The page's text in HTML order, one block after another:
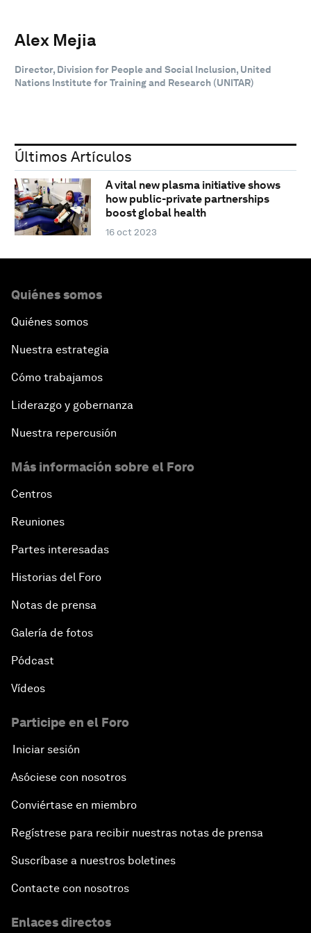
Alex Mejia
Director, Division for People and Social Inclusion, United
Nations Institute for Training and Research (UNITAR)
Últimos Artículos
A vital new plasma initiative shows
how public-private partnerships
boost global health
16 oct 2023
Quiénes somos
Quiénes somos
Nuestra estrategia
Cómo trabajamos
Liderazgo y gobernanza
Nuestra repercusión
Más información sobre el Foro
Centros
Reuniones
Partes interesadas
Historias del Foro
Notas de prensa
Galería de fotos
Pódcast
Vídeos
Participe en el Foro
Iniciar sesión
Asóciese con nosotros
Conviértase en miembro
Regístrese para recibir nuestras notas de prensa
Suscríbase a nuestros boletines
Contacte con nosotros
Enlaces directos